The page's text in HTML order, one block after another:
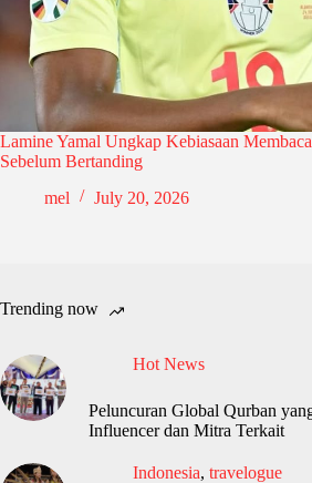
Lamine Yamal Ungkap Kebiasaan
Sebelum Bertanding
mel
July 20, 2026
Trending now
Hot News
Peluncuran Global Qurban
Influencer dan Mitra Terkait
Indonesia, travelogue